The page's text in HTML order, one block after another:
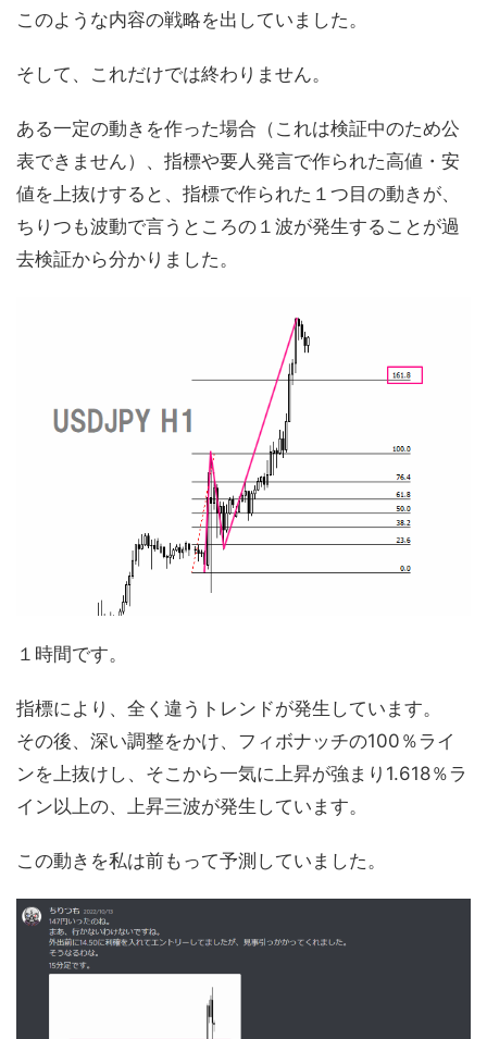
このような内容の戦略を出していました。
そして、これだけでは終わりません。
ある一定の動きを作った場合（これは検証中のため公
表できません）、指標や要人発言で作られた高値・安
値を上抜けすると、指標で作られた１つ目の動きが、
ちりつも波動で言うところの１波が発生することが過
去検証から分かりました。
１時間です。
指標により、全く違うトレンドが発生しています。
その後、深い調整をかけ、フィボナッチの100％ライ
ンを上抜けし、そこから一気に上昇が強まり1.618％ラ
イン以上の、上昇三波が発生しています。
この動きを私は前もって予測していました。